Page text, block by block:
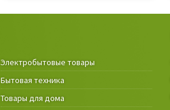
Электробытовые товары
Бытовая техника
Товары для дома